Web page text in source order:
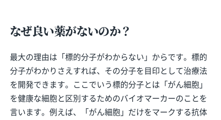
なぜ良い薬がないのか？
最大の理由は「標的分子がわからない」からです。標的
分子がわかりさえすれば、その分子を目印として治療法
を開発できます。ここでいう標的分子とは「がん細胞」
を健康な細胞と区別するためのバイオマーカーのことを
言います。例えば、「がん細胞」だけをマークする抗体